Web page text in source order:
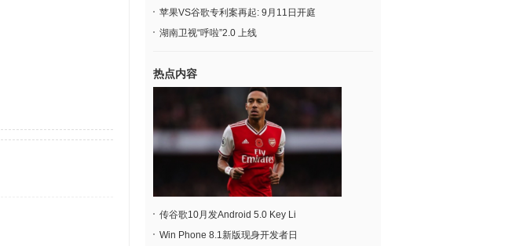
苹果VS谷歌专利案再起: 9月11日开庭
湖南卫视“呼啦”2.0 上线
热点内容
传谷歌10月发Android 5.0 Key Li
Win Phone 8.1新版现身开发者日